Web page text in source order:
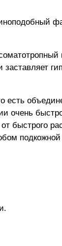
есть
очень
быстрого